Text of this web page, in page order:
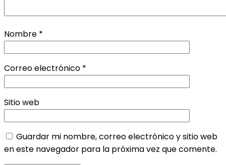
Nombre *
Correo electrónico *
Sitio web
Guardar mi nombre, correo electrónico y sitio web
en este navegador para la próxima vez que comente.